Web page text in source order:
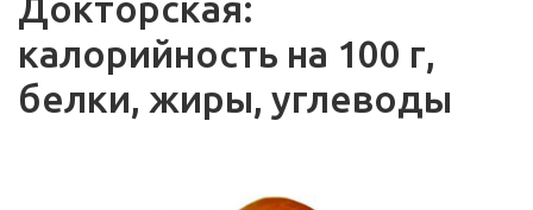
Докторская:
калорийность на 100 г,
белки, жиры, углеводы